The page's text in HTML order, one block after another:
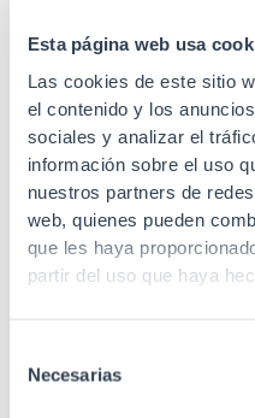
Esta página web usa
Las cookies de este sitio
el contenido y los
sociales y analizar el
información sobre el uso
nuestros partners de
web, quienes pueden
que les haya
partir del uso que haya
Necesarias
1000 mm, ancho 600 mm,
con accesorios